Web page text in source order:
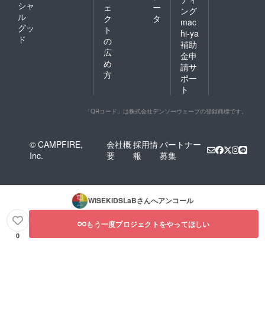
シャ
ル
グッ
ド
ェ
ク
ト
の
広
め
方
ー
タ
ング
mac
hi-ya
補助
金申
請サ
ポー
ト
「QRコード」は株式会社デンソーウェーブの登録商標です。
© CAMPFIRE,
Inc.
会社概
要
採用情
報
パートナー
募集
WiSEKiDSLaBさんへアンコール
0
もう一度プロジェクトをやってほしい